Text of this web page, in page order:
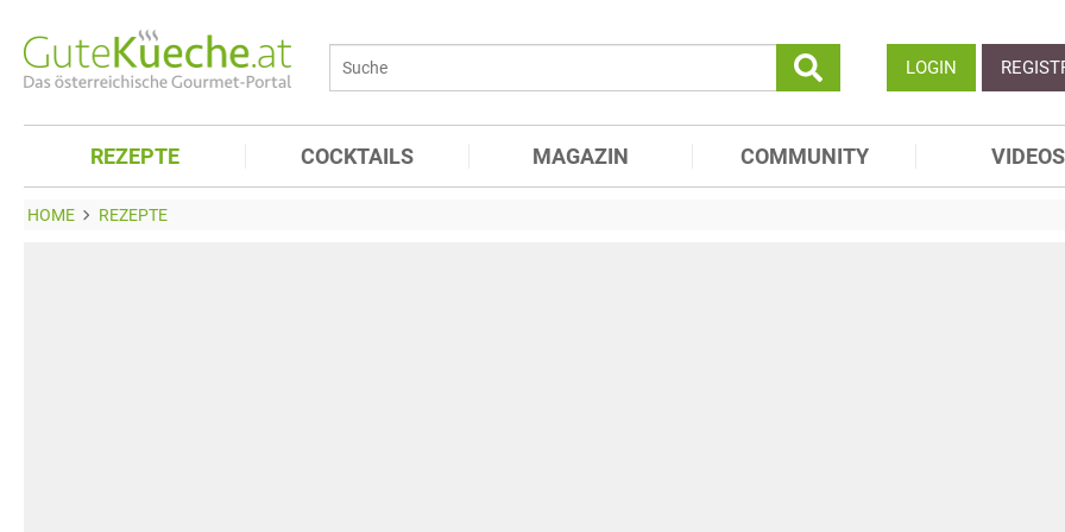
LOGIN
REZEPTE COCKTAILS MAGAZIN COMMUNITY VIDEOS
HOME REZEPTE